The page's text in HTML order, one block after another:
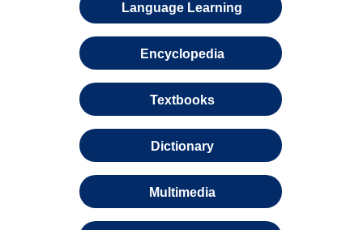
Language Learning
Encyclopedia
Textbooks
Dictionary
Multimedia